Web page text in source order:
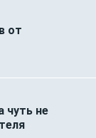
от
чуть не